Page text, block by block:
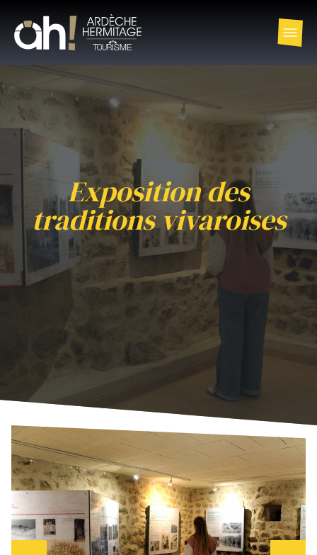
Exposition des
traditions vivaroises